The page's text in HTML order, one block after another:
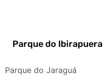
Parque do Ibirapuera
Parque do Jaraguá